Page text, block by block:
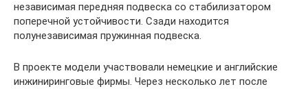
независимая передняя подвеска со стабилизатором
поперечной устойчивости. Сзади находится
полунезависимая пружинная подвеска.
В проекте модели участвовали немецкие и английские
инжиниринговые фирмы. Через несколько лет после